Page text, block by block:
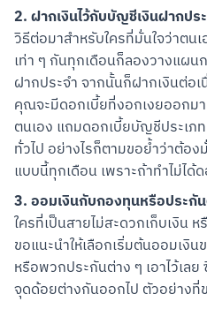
2. ฝากเงินไว้กับบัญชีเงินฝากป
วิธีต่อมาสำหรับใครที่มั่นใจว่าตน
เท่า ๆ กันทุกเดือนก็ลองวางแผน
ฝากประจำ จากนั้นก็ฝากเงินต่อ
คุณจะมีดอกเบี้ยที่งอกเงยออกม
ตนเอง แถมดอกเบี้ยบัญชีประเ
ทั่วไป อย่างไรก็ตามขอย้ำว่าต้อง
แบบนี้ทุกเดือน เพราะถ้าทำไม่ได้
3. ออมเงินกับกองทุนหรือประกั
ใครที่เป็นสายไม่สะดวกเก็บเงิน
ขอแนะนำให้เลือกเริ่มต้นออมเงิ
หรือพวกประกันต่าง ๆ เอาไว้เล
จุดด้อยต่างกันออกไป ตัวอย่างที่